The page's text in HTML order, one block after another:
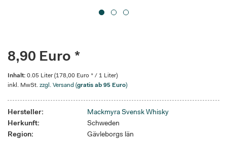
8,90 Euro *
Inhalt: 0.05 Liter (178,00 Euro * / 1 Liter)
inkl. MwSt. zzgl. Versand (gratis ab 95 Euro)
Hersteller:
Mackmyra Svensk Whisky
Herkunft:
Schweden
Region:
Gävleborgs län